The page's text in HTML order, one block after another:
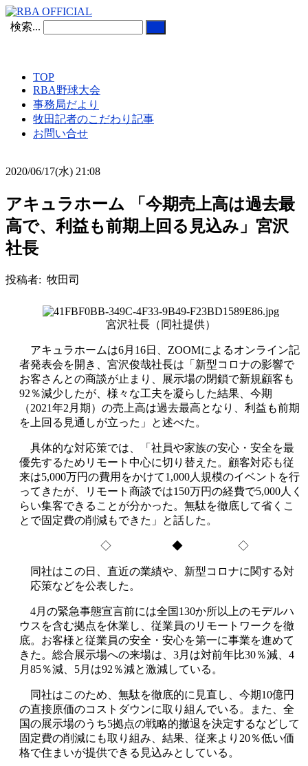
検索...
TOP
RBA野球大会
事務局だより
牧田記者のこだわり記事
お問い合せ
2020/06/17(水) 21:08
アキュラホーム 「今期売上高は過去最
高で、利益も前期上回る見込み」宮沢
社長
投稿者: 牧田司
宮沢社長（同社提供）
アキュラホームは6月16日、ZOOMによるオンライン記
者発表会を開き、宮沢俊哉社長は「新型コロナの影響で
お客さんとの商談が止まり、展示場の閉鎖で新規顧客も
92％減少したが、様々な工夫を凝らした結果、今期
（2021年2月期）の売上高は過去最高となり、利益も前期
を上回る見通しが立った」と述べた。
具体的な対応策では、「社員や家族の安心・安全を最
優先するためリモート中心に切り替えた。顧客対応も従
来は5,000万円の費用をかけて1,000人規模のイベントを行
ってきたが、リモート商談では150万円の経費で5,000人く
らい集客できることが分かった。無駄を徹底して省くこ
とで固定費の削減もできた」と話した。
◇ ◆ ◇
同社はこの日、直近の業績や、新型コロナに関する対
応策などを公表した。
4月の緊急事態宣言前には全国130か所以上のモデルハ
ウスを含む拠点を休業し、従業員のリモートワークを徹
底。お客様と従業員の安全・安心を第一に事業を進めて
きた。総合展示場への来場は、3月は対前年比30％減、4
月85％減、5月は92％減と激減している。
同社はこのため、無駄を徹底的に見直し、今期10億円
の直接原価のコストダウンに取り組んでいる。また、全
国の展示場のうち5拠点の戦略的撤退を決定するなどして
固定費の削減にも取り組み、結果、従来より20％低い価
格で住まいが提供できる見込みとしている。